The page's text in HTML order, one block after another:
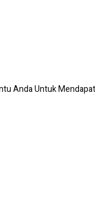
Anda Untuk